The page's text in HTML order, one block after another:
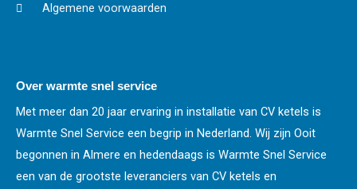
Algemene voorwaarden
Over warmte snel service
Met meer dan 20 jaar ervaring in installatie van CV ketels is
Warmte Snel Service een begrip in Nederland. Wij zijn Ooit
begonnen in Almere en hedendaags is Warmte Snel Service
een van de grootste leveranciers van CV ketels en